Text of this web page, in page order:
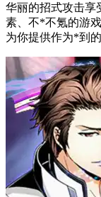
华丽的招式攻击享
素、不*不氪的游
为你提供作为*到的